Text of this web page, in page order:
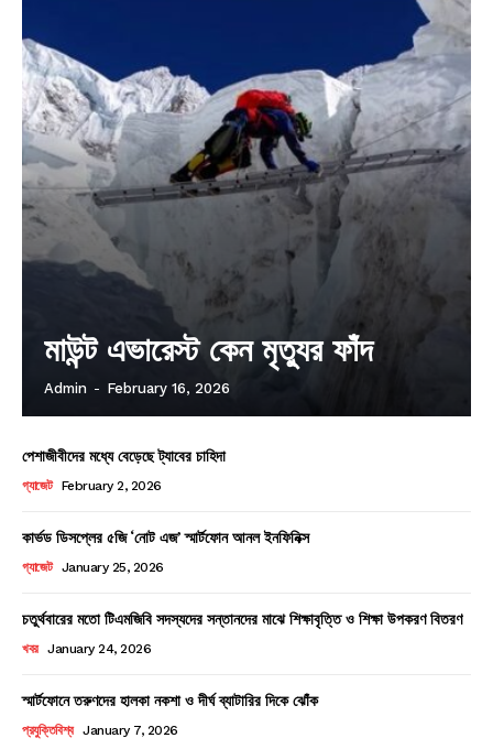
মাউন্ট এভারেস্ট কেন মৃত্যুর ফাঁদ
Admin - February 16, 2026
পেশাজীবীদের মধ্যে বেড়েছে ট্যাবের চাহিদা
গ্যাজেট February 2, 2026
কার্ভড ডিসপ্লের ৫জি ‘নোট এজ’ স্মার্টফোন আনল ইনফিনিক্স
গ্যাজেট January 25, 2026
চতুর্থবারের মতো টিএমজিবি সদস্যদের সন্তানদের মাঝে শিক্ষাবৃত্তি ও শিক্ষা উপকরণ বিতরণ
খবর January 24, 2026
স্মার্টফোনে তরুণদের হালকা নকশা ও দীর্ঘ ব্যাটারির দিকে ঝোঁক
প্রযুক্তিবিশ্ব January 7, 2026